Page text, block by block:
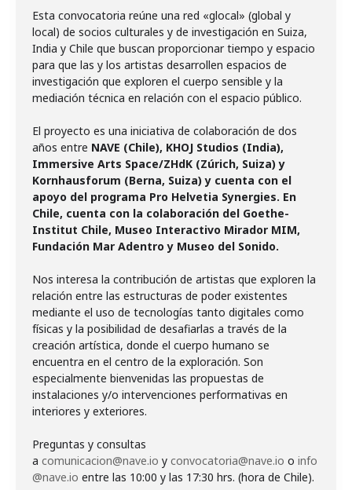
Esta convocatoria reúne una red «glocal» (global y
local) de socios culturales y de investigación en Suiza,
India y Chile que buscan proporcionar tiempo y espacio
para que las y los artistas desarrollen espacios de
investigación que exploren el cuerpo sensible y la
mediación técnica en relación con el espacio público.
El proyecto es una iniciativa de colaboración de dos
años entre NAVE (Chile), KHOJ Studios (India),
Immersive Arts Space/ZHdK (Zúrich, Suiza) y
Kornhausforum (Berna, Suiza) y cuenta con el
apoyo del programa Pro Helvetia Synergies. En
Chile, cuenta con la colaboración del Goethe-
Institut Chile, Museo Interactivo Mirador MIM,
Fundación Mar Adentro y Museo del Sonido.
Nos interesa la contribución de artistas que exploren la
relación entre las estructuras de poder existentes
mediante el uso de tecnologías tanto digitales como
físicas y la posibilidad de desafiarlas a través de la
creación artística, donde el cuerpo humano se
encuentra en el centro de la exploración. Son
especialmente bienvenidas las propuestas de
instalaciones y/o intervenciones performativas en
interiores y exteriores.
Preguntas y consultas
a comunicacion@nave.io y convocatoria@nave.io o info
@nave.io entre las 10:00 y las 17:30 hrs. (hora de Chile).